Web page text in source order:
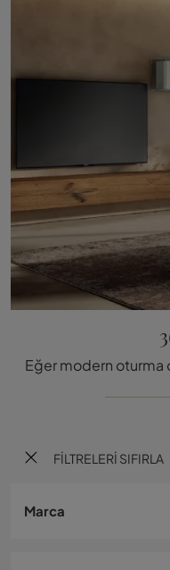
FILTRELERI SIFIRLA
Marca